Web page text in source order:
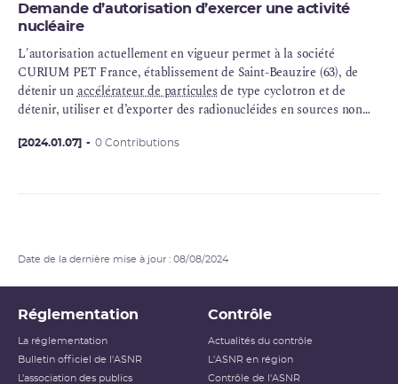
Demande d’autorisation d’exercer une activité
nucléaire
L'autorisation actuellement en vigueur permet à la société
CURIUM PET France, établissement de Saint-Beauzire (63), de
détenir unaccélérateur de particulesde type cyclotron et de
détenir, utiliser et d’exporter des radionucléides en sources non
eaux enrichies irradiées provenant des sites CURIUM PET France
[2024.01.07] 0 Contributions
Date de la dernière mise à jour : 08/08/2024
Réglementation
La réglementation
Bulletin officiel de l'ASNR
L’association des publics
Contrôle
Actualités du contrôle
L'ASNR en région
Contrôle de l'ASNR